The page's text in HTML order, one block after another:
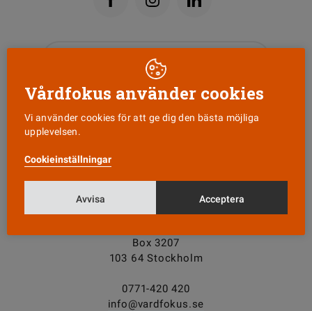
Läs senaste numret
Nyhetsbrev
Box 3207
103 64 Stockholm
0771-420 420
info@vardfokus.se
Vårdfokus använder cookies
Vi använder cookies för att ge dig den bästa möjliga
upplevelsen.
Cookieinställningar
Avvisa Acceptera